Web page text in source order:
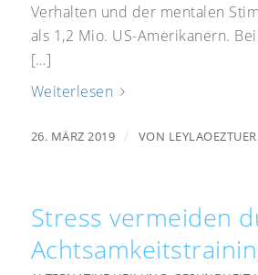
Verhalten und der mentalen
als 1,2 Mio. US-Amerikanern.
[…]
Weiterlesen
26. MÄRZ 2019 / VON
Stress vermeiden